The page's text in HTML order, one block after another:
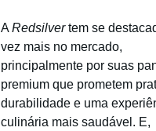
ARedsilvertem se
vez mais no mercado,
principalmente por suas
premium que prometem
durabilidade e uma
culinária mais saudável. E,